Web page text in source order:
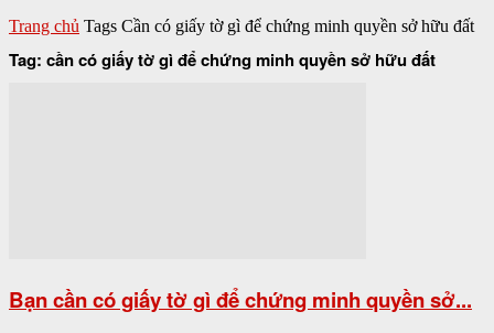
Trang chủ Tags Cần có giấy tờ gì để chứng minh quyền sở hữu đất
Tag: cần có giấy tờ gì để chứng minh quyền sở hữu đất
Bạn cần có giấy tờ gì để chứng minh quyền sở...